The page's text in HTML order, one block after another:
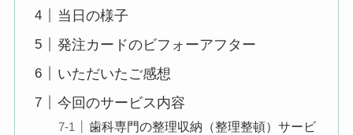
当日の様子
発注カードのビフォーアフター
いただいたご感想
今回のサービス内容
歯科専門の整理収納（整理整頓）サービ